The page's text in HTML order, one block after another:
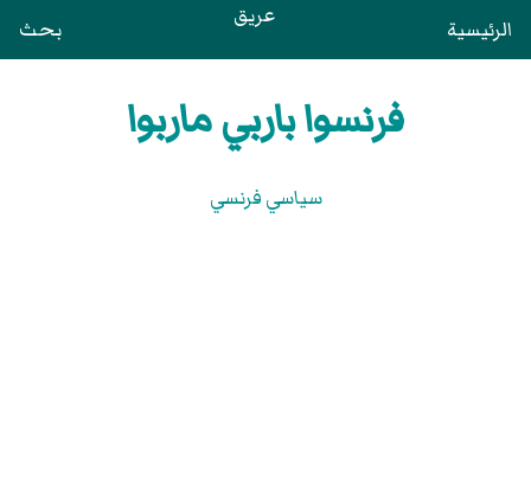
الرئيسية عريق بحث
فرنسوا باربي ماربوا
سياسي فرنسي